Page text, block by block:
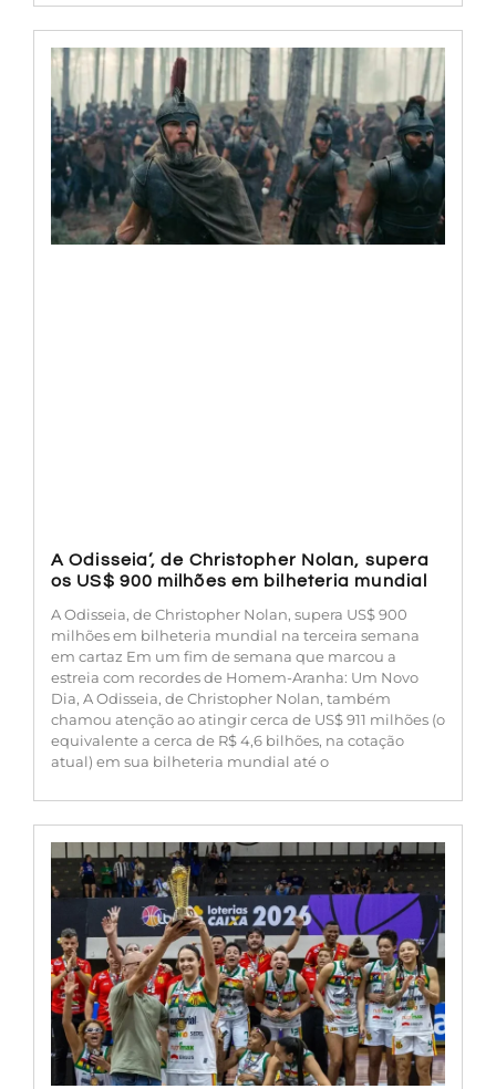
A Odisseia’, de Christopher Nolan, supera
os US$ 900 milhões em bilheteria mundial
A Odisseia, de Christopher Nolan, supera US$ 900
milhões em bilheteria mundial na terceira semana
em cartaz Em um fim de semana que marcou a
estreia com recordes de Homem-Aranha: Um Novo
Dia, A Odisseia, de Christopher Nolan, também
chamou atenção ao atingir cerca de US$ 911 milhões (o
equivalente a cerca de R$ 4,6 bilhões, na cotação
atual) em sua bilheteria mundial até o